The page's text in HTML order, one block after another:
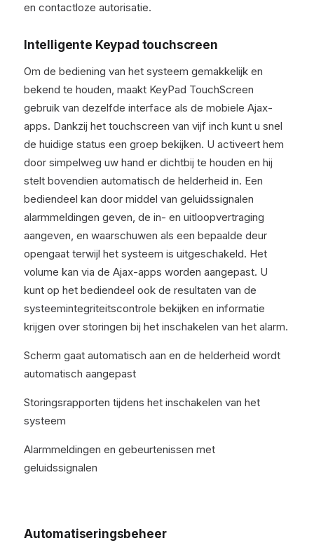
en contactloze autorisatie.
Intelligente Keypad touchscreen
Om de bediening van het systeem gemakkelijk en
bekend te houden, maakt KeyPad TouchScreen
gebruik van dezelfde interface als de mobiele Ajax-
apps. Dankzij het touchscreen van vijf inch kunt u snel
de huidige status een groep bekijken. U activeert hem
door simpelweg uw hand er dichtbij te houden en hij
stelt bovendien automatisch de helderheid in. Een
bediendeel kan door middel van geluidssignalen
alarmmeldingen geven, de in- en uitloopvertraging
aangeven, en waarschuwen als een bepaalde deur
opengaat terwijl het systeem is uitgeschakeld. Het
volume kan via de Ajax-apps worden aangepast. U
kunt op het bediendeel ook de resultaten van de
systeemintegriteitscontrole bekijken en informatie
krijgen over storingen bij het inschakelen van het alarm.
Scherm gaat automatisch aan en de helderheid wordt
automatisch aangepast
Storingsrapporten tijdens het inschakelen van het
systeem
Alarmmeldingen en gebeurtenissen met
geluidssignalen
Automatiseringsbeheer